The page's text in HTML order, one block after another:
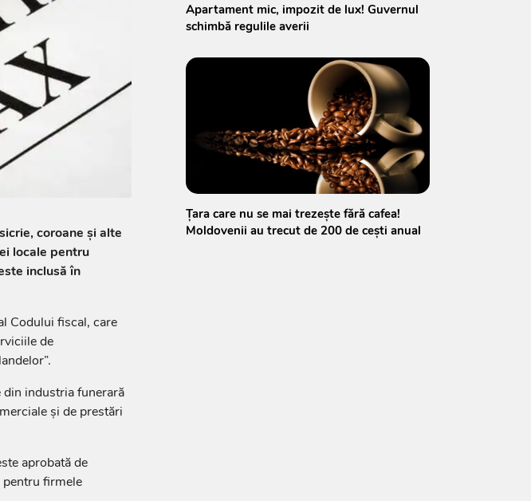
coroane și alte
locale pentru
inclusă în
Codului fiscal, care
de
industria funerară
și de prestări
aprobată de
pentru firmele
Apartament mic, impozit de lux! Guvernul
schimbă regulile averii
Țara care nu se mai trezește fără cafea!
Moldovenii au trecut de 200 de cești anual